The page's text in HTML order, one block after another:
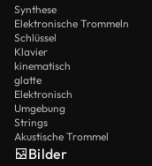
Synthese
Elektronische Trommeln
Schlüssel
Klavier
kinematisch
glatte
Elektronisch
Umgebung
Strings
Akustische Trommel
Bilder